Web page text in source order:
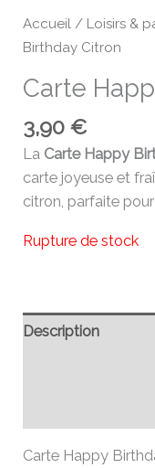
Accueil / Loisirs &
Birthday Citron
Carte
3,90€
La Carte Happy
carte joyeuse et
citron, parfaite
Rupture de stock
Description
Carte Happy